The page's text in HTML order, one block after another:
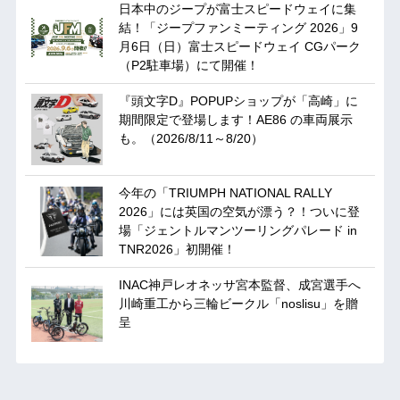
日本中のジープが富士スピードウェイに集
結！「ジープファンミーティング 2026」9
月6日（日）富士スピードウェイ CGパーク
（P2駐車場）にて開催！
『頭文字D』POPUPショップが「高崎」に
期間限定で登場します！AE86 の車両展示
も。（2026/8/11～8/20）
今年の「TRIUMPH NATIONAL RALLY
2026」には英国の空気が漂う？！ついに登
場「ジェントルマンツーリングパレード in
TNR2026」初開催！
INAC神戸レオネッサ宮本監督、成宮選手へ
川崎重工から三輪ビークル「noslisu」を贈
呈